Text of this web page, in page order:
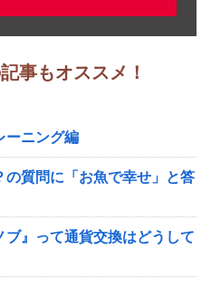
事もオススメ！
ーニング編
の質問に「お魚で幸せ」と答
ブ』って通貨交換はどうして